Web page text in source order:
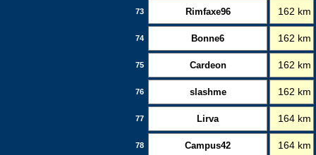
73 Rimfaxe96 162 km
74 Bonne6 162 km
75 Cardeon 162 km
76 slashme 162 km
77 Lirva 164 km
78 Campus42 164 km